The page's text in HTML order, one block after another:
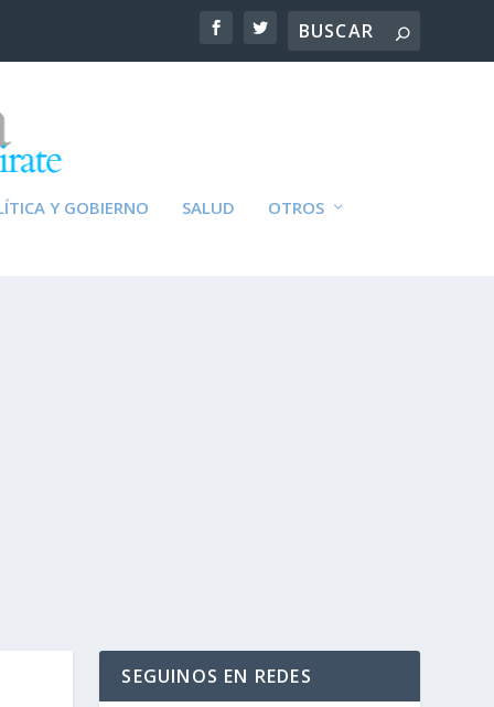
Y GOBIERNO SALUD OTROS
SEGUINOS EN REDES